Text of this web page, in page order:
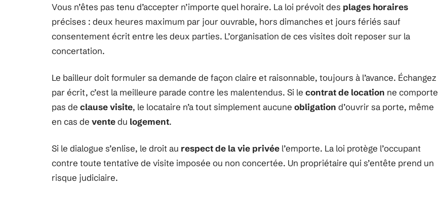
Vous n’êtes pas tenu d’accepter n’importe quel horaire. La loi prévoit des plages horaires
précises : deux heures maximum par jour ouvrable, hors dimanches et jours fériés sauf
consentement écrit entre les deux parties. L’organisation de ces visites doit reposer sur la
concertation.
Le bailleur doit formuler sa demande de façon claire et raisonnable, toujours à l’avance. Échangez
par écrit, c’est la meilleure parade contre les malentendus. Si le contrat de location ne comporte
pas de clause visite, le locataire n’a tout simplement aucune obligation d’ouvrir sa porte, même
en cas de ventedu logement.
Si le dialogue s’enlise, le droit au respect de la vie privée l’emporte. La loi protège l’occupant
contre toute tentative de visite imposée ou non concertée. Un propriétaire qui s’entête prend un
risque judiciaire.